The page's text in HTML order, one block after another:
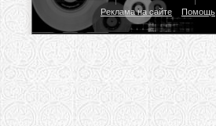
Реклама на сайте
Помощь